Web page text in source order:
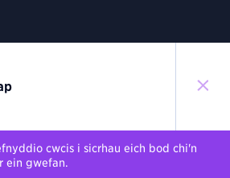
cwcis i sicrhau eich bod chi'n
ein gwefan.